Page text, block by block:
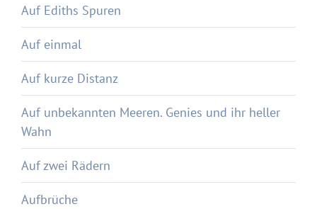
Auf Ediths Spuren
Auf einmal
Auf kurze Distanz
Auf unbekannten Meeren. Genies und ihr heller
Wahn
Auf zwei Rädern
Aufbrüche